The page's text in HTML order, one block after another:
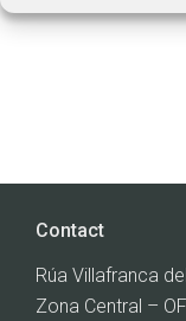
Contact
Rúa Villafranca
Zona Central –